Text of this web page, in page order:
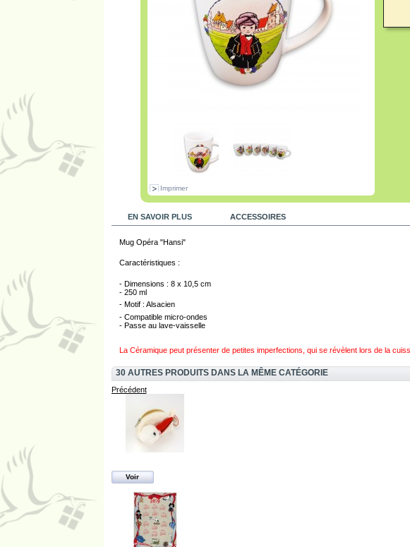
Imprimer
EN SAVOIR PLUS ACCESSOIRES
Mug Opéra "Hansi"
Caractéristiques :
- Dimensions : 8 x 10,5 cm
- 250 ml
- Motif : Alsacien
- Compatible micro-ondes
- Passe au lave-vaisselle
La Céramique peut présenter de petites imperfections, qui se révèlent lors de la
30 AUTRES PRODUITS DANS LA MÊME CATÉGORIE
Précédent
Voir